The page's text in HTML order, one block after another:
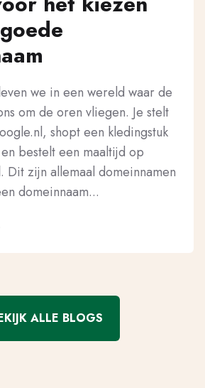
we in een wereld waar de
om de oren vliegen. Je stelt
shopt een kledingstuk
bestelt een maaltijd op
Dit zijn allemaal domeinnamen
domeinnaam...
ALLE BLOGS